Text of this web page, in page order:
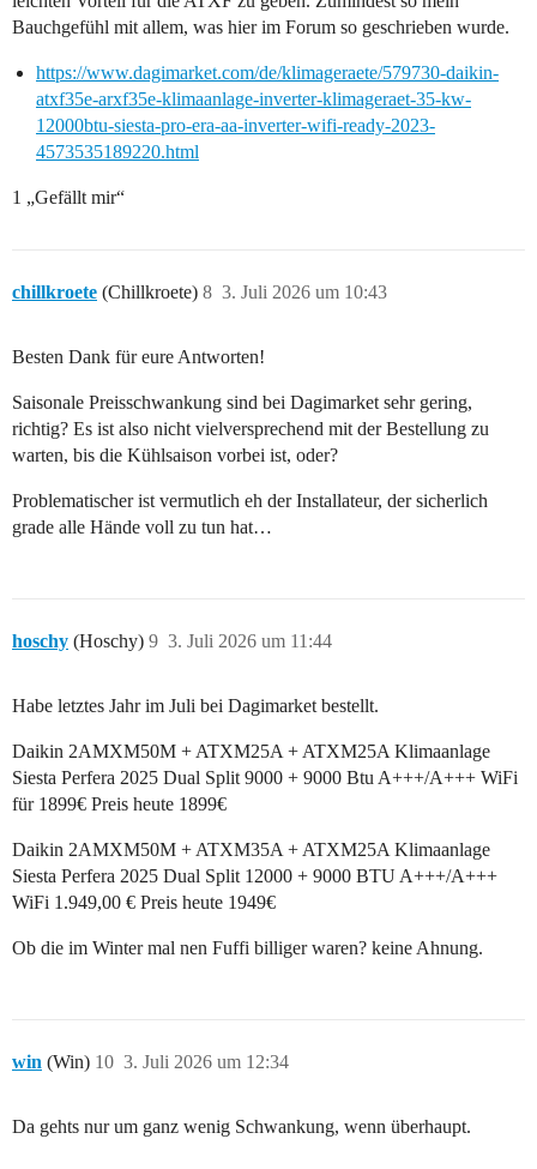
Bauchgefühl mit allem, was hier im Forum so geschrieben wurde.
https://www.dagimarket.com/de/klimageraete/579730-daikin-
atxf35e-arxf35e-klimaanlage-inverter-klimageraet-35-kw-
12000btu-siesta-pro-era-aa-inverter-wifi-ready-2023-
4573535189220.html
1 „Gefällt mir“
chillkroete (Chillkroete) 3. Juli 2026 um 10:43
8
Besten Dank für eure Antworten!
Saisonale Preisschwankung sind bei Dagimarket sehr gering,
richtig? Es ist also nicht vielversprechend mit der Bestellung zu
warten, bis die Kühlsaison vorbei ist, oder?
Problematischer ist vermutlich eh der Installateur, der sicherlich
grade alle Hände voll zu tun hat…
hoschy (Hoschy) 3. Juli 2026 um 11:44
9
Habe letztes Jahr im Juli bei Dagimarket bestellt.
Daikin 2AMXM50M + ATXM25A + ATXM25A Klimaanlage
Siesta Perfera 2025 Dual Split 9000 + 9000 Btu A+++/A+++ WiFi
für 1899€ Preis heute 1899€
Daikin 2AMXM50M + ATXM35A + ATXM25A Klimaanlage
Siesta Perfera 2025 Dual Split 12000 + 9000 BTU A+++/A+++
WiFi 1.949,00 € Preis heute 1949€
Ob die im Winter mal nen Fuffi billiger waren? keine Ahnung.
win (Win) 3. Juli 2026 um 12:34
10
Da gehts nur um ganz wenig Schwankung, wenn überhaupt.